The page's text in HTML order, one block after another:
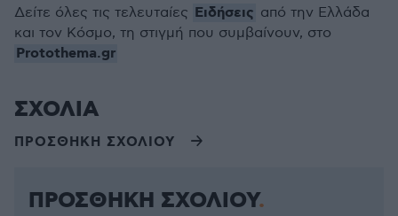
Δείτε όλες τις τελευταίες Ειδήσεις από την Ελλάδα
και τον Κόσμο, τη στιγμή που συμβαίνουν, στο
Protothema.gr
ΣΧΟΛΙΑ
ΠΡΟΣΘΗΚΗ ΣΧΟΛΙΟΥ
ΠΡΟΣΘΗΚΗ ΣΧΟΛΙΟΥ